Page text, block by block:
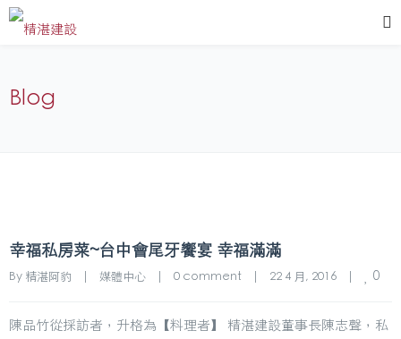
Blog
幸福私房菜~台中會尾牙饗宴 幸福滿滿
By 精湛阿豹 媒體中心 0 comment 22 4 月, 2016 0
陳品竹從採訪者，升格為【料理者】 精湛建設董事長陳志聲，私